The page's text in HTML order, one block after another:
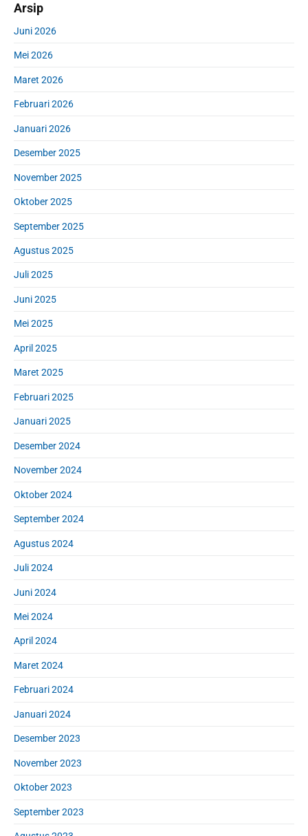
Arsip
Juni 2026
Mei 2026
Maret 2026
Februari 2026
Januari 2026
Desember 2025
November 2025
Oktober 2025
September 2025
Agustus 2025
Juli 2025
Juni 2025
Mei 2025
April 2025
Maret 2025
Februari 2025
Januari 2025
Desember 2024
November 2024
Oktober 2024
September 2024
Agustus 2024
Juli 2024
Juni 2024
Mei 2024
April 2024
Maret 2024
Februari 2024
Januari 2024
Desember 2023
November 2023
Oktober 2023
September 2023